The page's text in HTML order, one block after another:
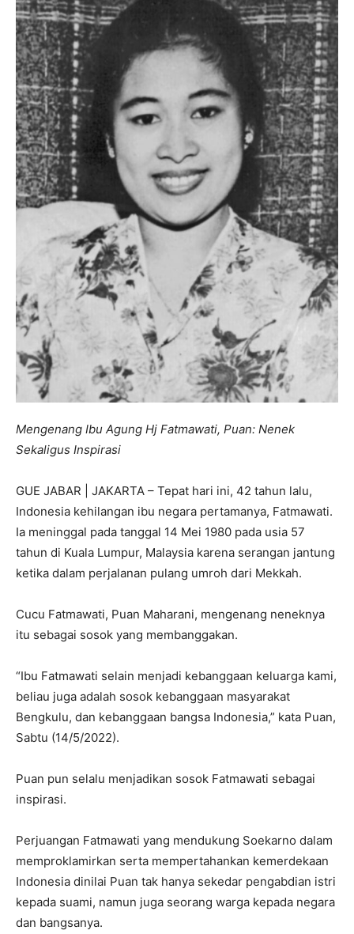
Mengenang Ibu Agung Hj Fatmawati, Puan: Nenek
Sekaligus Inspirasi
GUE JABAR | JAKARTA – Tepat hari ini, 42 tahun lalu,
Indonesia kehilangan ibu negara pertamanya, Fatmawati.
Ia meninggal pada tanggal 14 Mei 1980 pada usia 57
tahun di Kuala Lumpur, Malaysia karena serangan jantung
ketika dalam perjalanan pulang umroh dari Mekkah.
Cucu Fatmawati, Puan Maharani, mengenang neneknya
itu sebagai sosok yang membanggakan.
“Ibu Fatmawati selain menjadi kebanggaan keluarga kami,
beliau juga adalah sosok kebanggaan masyarakat
Bengkulu, dan kebanggaan bangsa Indonesia,” kata Puan,
Sabtu (14/5/2022).
Puan pun selalu menjadikan sosok Fatmawati sebagai
inspirasi.
Perjuangan Fatmawati yang mendukung Soekarno dalam
memproklamirkan serta mempertahankan kemerdekaan
Indonesia dinilai Puan tak hanya sekedar pengabdian istri
kepada suami, namun juga seorang warga kepada negara
dan bangsanya.